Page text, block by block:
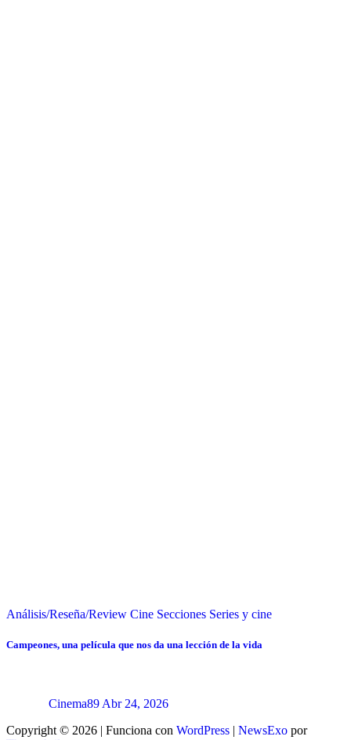
Análisis/Reseña/Review Cine Secciones Series y cine
Campeones, una película que nos da una lección de la vida
Cinema89 Abr 24, 2026
Copyright © 2026 | Funciona con WordPress | NewsExo por